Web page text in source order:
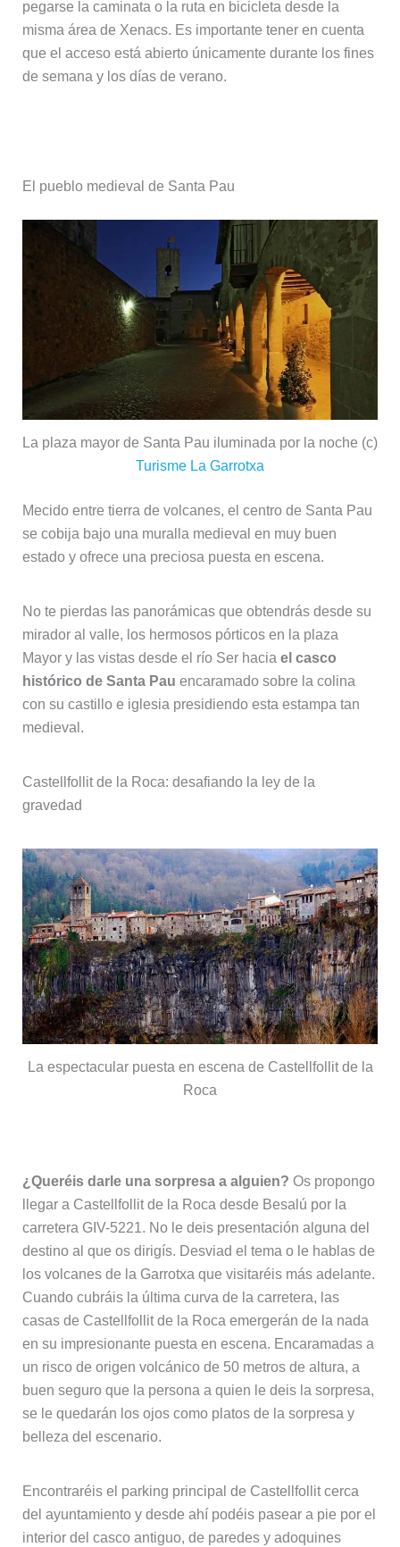
pegarse la caminata o la ruta en bicicleta desde la
misma área de Xenacs. Es importante tener en cuenta
que el acceso está abierto únicamente durante los fines
de semana y los días de verano.
El pueblo medieval de Santa Pau
La plaza mayor de Santa Pau iluminada por la noche (c)
Turisme La Garrotxa
Mecido entre tierra de volcanes, el centro de Santa Pau
se cobija bajo una muralla medieval en muy buen
estado y ofrece una preciosa puesta en escena.
No te pierdas las panorámicas que obtendrás desde su
mirador al valle, los hermosos pórticos en la plaza
Mayor y las vistas desde el río Ser hacia el casco
histórico de Santa Pau encaramado sobre la colina
con su castillo e iglesia presidiendo esta estampa tan
medieval.
Castellfollit de la Roca: desafiando la ley de la
gravedad
La espectacular puesta en escena de Castellfollit de la
Roca
¿Queréis darle una sorpresa a alguien? Os propongo
llegar a Castellfollit de la Roca desde Besalú por la
carretera GIV-5221. No le deis presentación alguna del
destino al que os dirigís. Desviad el tema o le hablas de
los volcanes de la Garrotxa que visitaréis más adelante.
Cuando cubráis la última curva de la carretera, las
casas de Castellfollit de la Roca emergerán de la nada
en su impresionante puesta en escena. Encaramadas a
un risco de origen volcánico de 50 metros de altura, a
buen seguro que la persona a quien le deis la sorpresa,
se le quedarán los ojos como platos de la sorpresa y
belleza del escenario.
Encontraréis el parking principal de Castellfollit cerca
del ayuntamiento y desde ahí podéis pasear a pie por el
interior del casco antiguo, de paredes y adoquines